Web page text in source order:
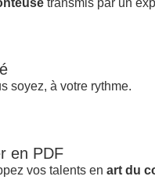
transmis par un
soyez, à votre rythme.
en PDF
vos talents en art du